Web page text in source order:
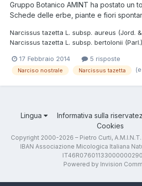
Gruppo Botanico AMINT ha postato un
Schede delle erbe, piante e fiori
Narcissus tazetta L. subsp. aureus (Jord.
Narcissus tazetta L. subsp. bertolonii
Famiglia: Amaryllidaceae Nome italiano
descrizione Pianta erbacea p...
17 Febbraio 2014 5 risposte
Narciso nostrale Narcissus tazetta
Lingua Informativa sulla
Cookies
Copyright 2000-2026 – Pietro Curti,
IBAN Associazione Micologica Italiana
Powered by Invision